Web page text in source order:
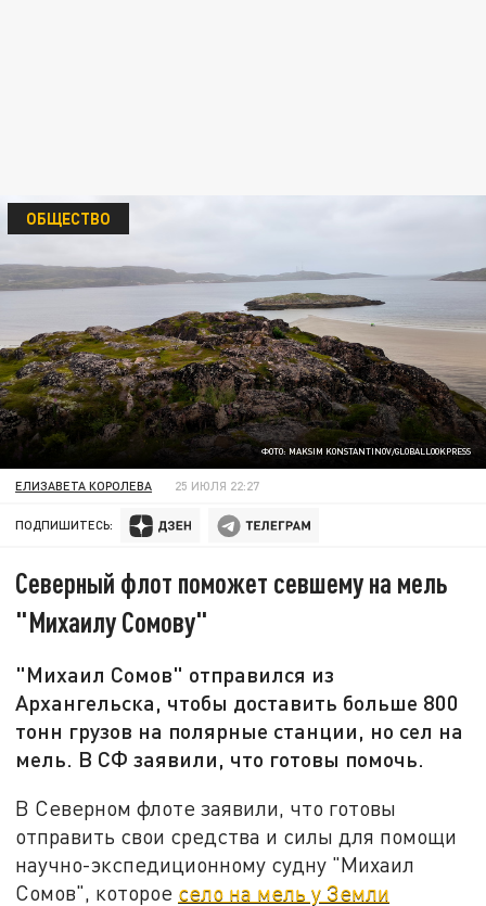
ФОТО: MAKSIM KONSTANTINOV/GLOBALLOOKPRESS
ОБЩЕСТВО
ЕЛИЗАВЕТА КОРОЛЕВА 25 ИЮЛЯ 22:27
ПОДПИШИТЕСЬ:
Северный флот поможет севшему на мель
"Михаилу Сомову"
"Михаил Сомов" отправился из
Архангельска, чтобы доставить больше 800
тонн грузов на полярные станции, но сел на
мель. В СФ заявили, что готовы помочь.
В Северном флоте заявили, что готовы
отправить свои средства и силы для помощи
научно-экспедиционному судну "Михаил
Сомов", которое село на мель у Земли